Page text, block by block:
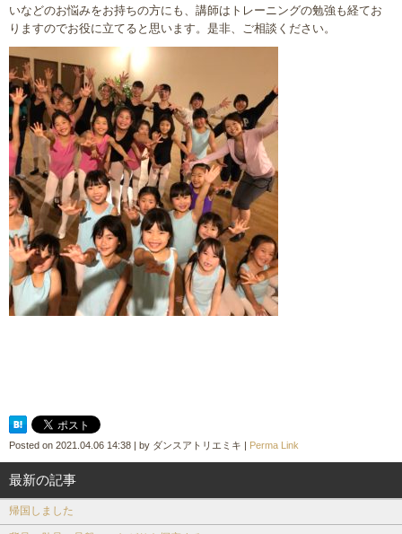
いなどのお悩みをお持ちの方にも、講師はトレーニングの勉強も経てお
りますのでお役に立てると思います。是非、ご相談ください。
Posted on 2021.04.06 14:38 | by ダンスアトリエミキ | Perma Link
最新の記事
帰国しました